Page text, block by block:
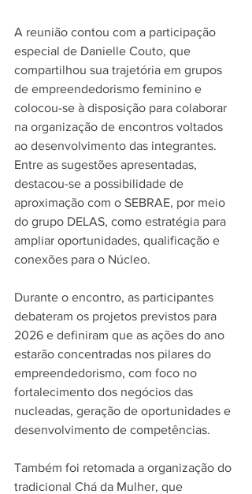
A reunião contou com a participação
especial de Danielle Couto, que
compartilhou sua trajetória em grupos
de empreendedorismo feminino e
colocou-se à disposição para colaborar
na organização de encontros voltados
ao desenvolvimento das integrantes.
Entre as sugestões apresentadas,
destacou-se a possibilidade de
aproximação com o SEBRAE, por meio
do grupo DELAS, como estratégia para
ampliar oportunidades, qualificação e
conexões para o Núcleo.
Durante o encontro, as participantes
debateram os projetos previstos para
2026 e definiram que as ações do ano
estarão concentradas nos pilares do
empreendedorismo, com foco no
fortalecimento dos negócios das
nucleadas, geração de oportunidades e
desenvolvimento de competências.
Também foi retomada a organização do
tradicional Chá da Mulher, que